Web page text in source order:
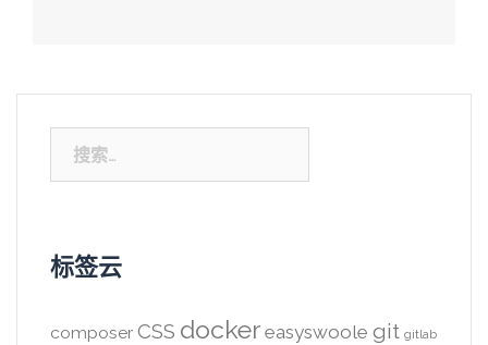
索：
标签云
composer CSS docker easyswoole git gitlab